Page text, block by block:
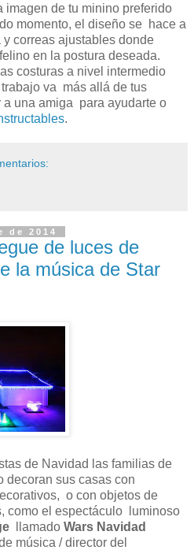
imagen de tu minino preferido
momento, el diseño se hace a
correas ajustables donde
en la postura deseada.
costuras a nivel intermedio
va más allá de tus
una amiga para ayudarte o
.
de 2014
de luces de
la música de Star
de Navidad las familias de
decoran sus casas con
o con objetos de
como el espectáculo luminoso
llamado Wars Navidad
música / director del